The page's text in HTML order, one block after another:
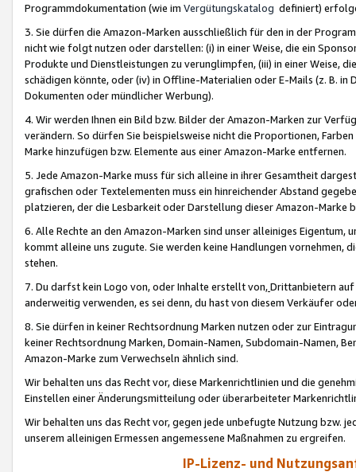
Programmdokumentation (wie im Vergütungskatalog definiert)
3. Sie dürfen die Amazon-Marken ausschließlich für den in der
nicht wie folgt nutzen oder darstellen: (i) in einer Weise, die ein
Produkte und Dienstleistungen zu verunglimpfen, (iii) in einer Weise,
schädigen könnte, oder (iv) in Offline-Materialien oder E-Mails (z. B. in
Dokumenten oder mündlicher Werbung).
4. Wir werden Ihnen ein Bild bzw. Bilder der Amazon-Marken zur
verändern. So dürfen Sie beispielsweise nicht die Proportionen,
Marke hinzufügen bzw. Elemente aus einer Amazon-Marke entfernen.
5. Jede Amazon-Marke muss für sich alleine in ihrer Gesamtheit
grafischen oder Textelementen muss ein hinreichender Abstand
platzieren, der die Lesbarkeit oder Darstellung dieser Amazon-Marke
6. Alle Rechte an den Amazon-Marken sind unser alleiniges
kommt alleine uns zugute. Sie werden keine Handlungen vornehmen,
stehen.
7. Du darfst kein Logo von, oder Inhalte erstellt von,Drittanbietern auf
anderweitig verwenden, es sei denn, du hast von diesem Verkäufer
8. Sie dürfen in keiner Rechtsordnung Marken nutzen oder zur
keiner Rechtsordnung Marken, Domain-Namen, Subdomain-Namen,
Amazon-Marke zum Verwechseln ähnlich sind.
Wir behalten uns das Recht vor, diese Markenrichtlinien und die
Einstellen einer Änderungsmitteilung oder überarbeiteter
Wir behalten uns das Recht vor, gegen jede unbefugte Nutzung bzw.
unserem alleinigen Ermessen angemessene Maßnahmen zu ergreifen.
IP-Lizenz- und